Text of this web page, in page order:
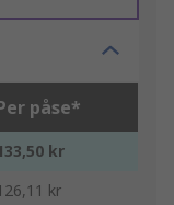
påse*
kr
kr